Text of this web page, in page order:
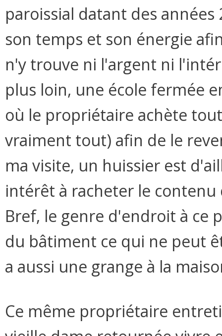
paroissial datant des
son temps et son énergie
n'y trouve ni l'argent ni
plus loin, une école fermée
où le propriétaire achète
vraiment tout) afin de le
ma visite, un huissier est
intérêt à racheter le
Bref, le genre d'endroit à ce
du bâtiment ce qui ne peut
a aussi une grange à la
Ce même propriétaire